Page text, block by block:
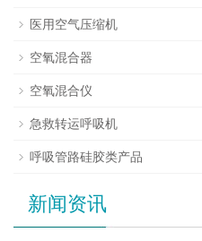
医用空气压缩机
空氧混合器
空氧混合仪
急救转运呼吸机
呼吸管路硅胶类产品
新闻资讯